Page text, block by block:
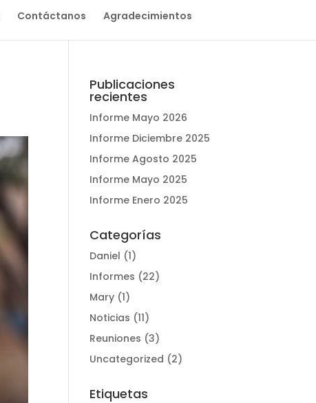
Contáctanos Agradecimientos
Publicaciones
recientes
Informe Mayo 2026
Informe Diciembre 2025
Informe Agosto 2025
Informe Mayo 2025
Informe Enero 2025
Categorías
Daniel (1)
Informes (22)
Mary (1)
Noticias (11)
Reuniones (3)
Uncategorized (2)
Etiquetas